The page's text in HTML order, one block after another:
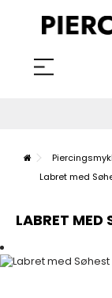
Labret med
LABRET MED